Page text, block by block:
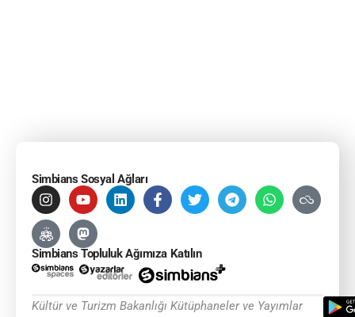
Simbians Sosyal Ağları
Simbians Topluluk Ağımıza Katılın
Kültür ve Turizm Bakanlığı Kütüphaneler ve Yayımlar